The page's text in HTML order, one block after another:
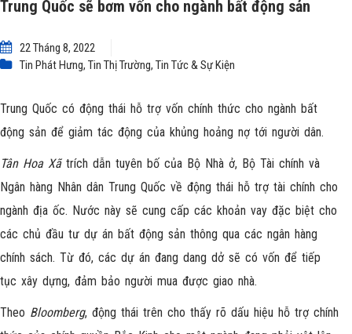
Trung Quốc sẽ bơm vốn cho ngành bất động sản
22 Tháng 8, 2022
Tin Phát Hưng, Tin Thị Trường, Tin Tức & Sự Kiện
Trung Quốc có động thái hỗ trợ vốn chính thức cho ngành bất
động sản để giảm tác động của khủng hoảng nợ tới người dân.
Tân Hoa Xãtrích dẫn tuyên bố của Bộ Nhà ở, Bộ Tài chính và
Ngân hàng Nhân dân Trung Quốc về động thái hỗ trợ tài chính cho
ngành địa ốc. Nước này sẽ cung cấp các khoản vay đặc biệt cho
các chủ đầu tư dự án bất động sản thông qua các ngân hàng
chính sách. Từ đó, các dự án đang dang dở sẽ có vốn để tiếp
tục xây dựng, đảm bảo người mua được giao nhà.
Theo Bloomberg, động thái trên cho thấy rõ dấu hiệu hỗ trợ chính